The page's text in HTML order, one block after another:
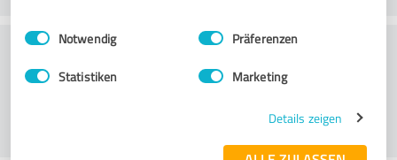
Impressum Datenschutzbestimmungen
Einwilligungsauswahl
Notwendig Präferenzen
Statistiken Marketing
Details zeigen
Klienditeenindus